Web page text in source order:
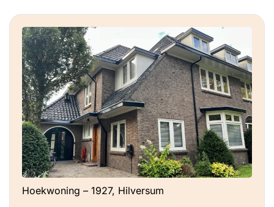
Hoekwoning – 1927, Hilversum